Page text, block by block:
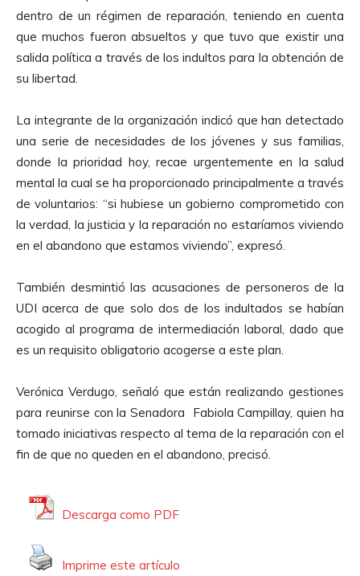
d
u
c
t
o
d
e
A
u
d
i
o
dentro de un régimen de reparación, teniendo en cuenta
que muchos fueron absueltos y que tuvo que existir una
salida política a través de los indultos para la obtención de
su libertad.
La integrante de la organización indicó que han detectado
una serie de necesidades de los jóvenes y sus familias,
donde la prioridad hoy, recae urgentemente en la salud
mental la cual se ha proporcionado principalmente a través
de voluntarios: “si hubiese un gobierno comprometido con
la verdad, la justicia y la reparación no estaríamos viviendo
en el abandono que estamos viviendo”, expresó.
También desmintió las acusaciones de personeros de la
UDI acerca de que solo dos de los indultados se habían
acogido al programa de intermediación laboral, dado que
es un requisito obligatorio acogerse a este plan.
Verónica Verdugo, señaló que están realizando gestiones
para reunirse con la Senadora Fabiola Campillay, quien ha
tomado iniciativas respecto al tema de la reparación con el
fin de que no queden en el abandono, precisó.
Descarga como PDF
Imprime este artículo